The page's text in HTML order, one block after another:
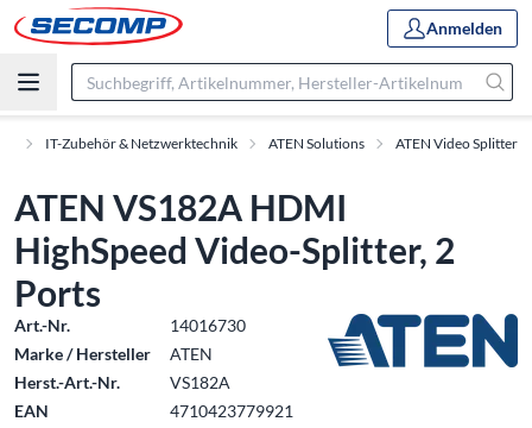
Anmelden
IT-Zubehör & Netzwerktechnik ATEN Solutions ATEN Video Splitter
ATEN VS182A HDMI
HighSpeed Video-Splitter, 2
Ports
Art.-Nr.
14016730
Marke / Hersteller
ATEN
Herst.-Art.-Nr.
VS182A
EAN
4710423779921